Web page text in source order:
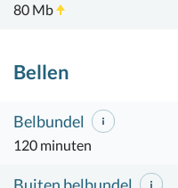
80 Mb
Bellen
Belbundel
120 minuten